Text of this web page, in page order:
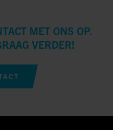
MET ONS OP.
VERDER!